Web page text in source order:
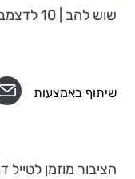
שוש להב | 10 לדצמבר 2024
הציבור מוזמן
שיתוף באמצעות